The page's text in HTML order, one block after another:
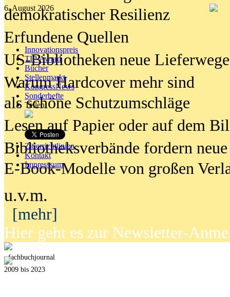
6. August 2026
Innovationspreis
TIP Award
Bücher
Stellenmarkt
KongressNews
Sonderhefte
Teilen
Zitierrichtlinien
Kontakt
Impresssum
demokratischer Resilienz
Erfundene Quellen
US-Bibliotheken neue Lieferwege
Warum Hardcover mehr sind
als schöne Schutzumschläge
Lesen auf Papier oder auf dem
Bibliotheksverbände fordern neue
E-Book-Modelle von großen
u.v.m.
[mehr]
Hier geht es zur Newsletter-
fachbuchjournal
2009 bis 2023